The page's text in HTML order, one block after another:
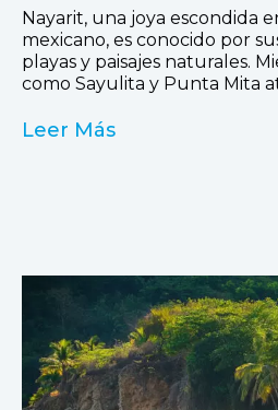
Nayarit, una joya escondida
mexicano, es conocido por
playas y paisajes naturales.
como Sayulita y Punta Mita
Leer Más